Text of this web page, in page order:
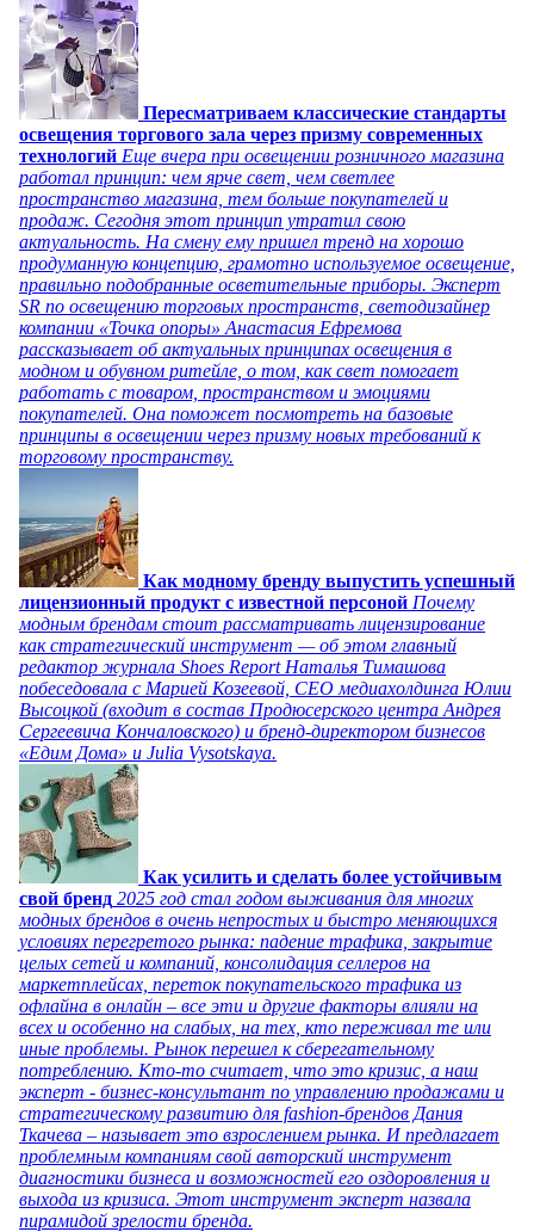
Пересматриваем классические стандарты
освещения торгового зала через призму современных
технологий Еще вчера при освещении розничного магазина
работал принцип: чем ярче свет, чем светлее
пространство магазина, тем больше покупателей и
продаж. Сегодня этот принцип утратил свою
актуальность. На смену ему пришел тренд на хорошо
продуманную концепцию, грамотно используемое освещение,
правильно подобранные осветительные приборы. Эксперт
SR по освещению торговых пространств, светодизайнер
компании «Точка опоры» Анастасия Ефремова
рассказывает об актуальных принципах освещения в
модном и обувном ритейле, о том, как свет помогает
работать с товаром, пространством и эмоциями
покупателей. Она поможет посмотреть на базовые
принципы в освещении через призму новых требований к
торговому пространству.
Как модному бренду выпустить успешный
лицензионный продукт с известной персоной Почему
модным брендам стоит рассматривать лицензирование
как стратегический инструмент — об этом главный
редактор журнала Shoes Report Наталья Тимашова
побеседовала с Марией Козеевой, СЕО медиахолдинга Юлии
Высоцкой (входит в состав Продюсерского центра Андрея
Сергеевича Кончаловского) и бренд-директором бизнесов
«Едим Дома» и Julia Vysotskaya.
Как усилить и сделать более устойчивым
свой бренд 2025 год стал годом выживания для многих
модных брендов в очень непростых и быстро меняющихся
условиях перегретого рынка: падение трафика, закрытие
целых сетей и компаний, консолидация селлеров на
маркетплейсах, переток покупательского трафика из
офлайна в онлайн – все эти и другие факторы влияли на
всех и особенно на слабых, на тех, кто переживал те или
иные проблемы. Рынок перешел к сберегательному
потреблению. Кто-то считает, что это кризис, а наш
эксперт - бизнес-консультант по управлению продажами и
стратегическому развитию для fashion-брендов Дания
Ткачева – называет это взрослением рынка. И предлагает
проблемным компаниям свой авторский инструмент
диагностики бизнеса и возможностей его оздоровления и
выхода из кризиса. Этот инструмент эксперт назвала
пирамидой зрелости бренда.